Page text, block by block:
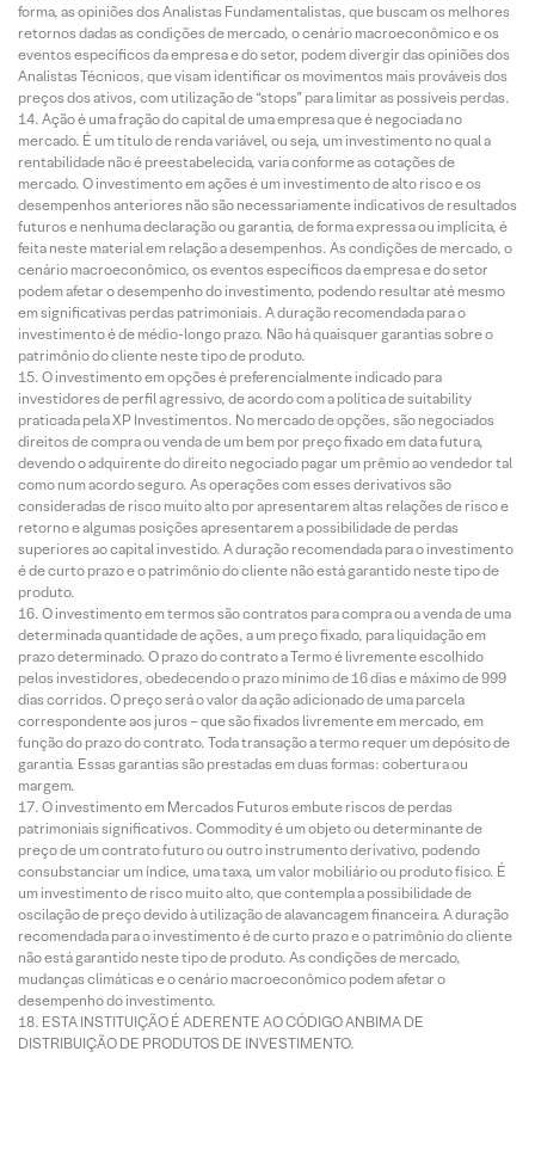
forma, as opiniões dos Analistas Fundamentalistas, que buscam os melhores
retornos dadas as condições de mercado, o cenário macroeconômico e os
eventos específicos da empresa e do setor, podem divergir das opiniões dos
Analistas Técnicos, que visam identificar os movimentos mais prováveis dos
preços dos ativos, com utilização de “stops” para limitar as possíveis perdas.
Ação é uma fração do capital de uma empresa que é negociada no
mercado. É um título de renda variável, ou seja, um investimento no qual a
rentabilidade não é preestabelecida, varia conforme as cotações de
mercado. O investimento em ações é um investimento de alto risco e os
desempenhos anteriores não são necessariamente indicativos de resultados
futuros e nenhuma declaração ou garantia, de forma expressa ou implícita, é
feita neste material em relação a desempenhos. As condições de mercado, o
cenário macroeconômico, os eventos específicos da empresa e do setor
podem afetar o desempenho do investimento, podendo resultar até mesmo
em significativas perdas patrimoniais. A duração recomendada para o
investimento é de médio-longo prazo. Não há quaisquer garantias sobre o
patrimônio do cliente neste tipo de produto.
O investimento em opções é preferencialmente indicado para
investidores de perfil agressivo, de acordo com a política de suitability
praticada pela XP Investimentos. No mercado de opções, são negociados
direitos de compra ou venda de um bem por preço fixado em data futura,
devendo o adquirente do direito negociado pagar um prêmio ao vendedor tal
como num acordo seguro. As operações com esses derivativos são
consideradas de risco muito alto por apresentarem altas relações de risco e
retorno e algumas posições apresentarem a possibilidade de perdas
superiores ao capital investido. A duração recomendada para o investimento
é de curto prazo e o patrimônio do cliente não está garantido neste tipo de
produto.
O investimento em termos são contratos para compra ou a venda de uma
determinada quantidade de ações, a um preço fixado, para liquidação em
prazo determinado. O prazo do contrato a Termo é livremente escolhido
pelos investidores, obedecendo o prazo mínimo de 16 dias e máximo de 999
dias corridos. O preço será o valor da ação adicionado de uma parcela
correspondente aos juros – que são fixados livremente em mercado, em
função do prazo do contrato. Toda transação a termo requer um depósito de
garantia. Essas garantias são prestadas em duas formas: cobertura ou
margem.
O investimento em Mercados Futuros embute riscos de perdas
patrimoniais significativos. Commodity é um objeto ou determinante de
preço de um contrato futuro ou outro instrumento derivativo, podendo
consubstanciar um índice, uma taxa, um valor mobiliário ou produto físico. É
um investimento de risco muito alto, que contempla a possibilidade de
oscilação de preço devido à utilização de alavancagem financeira. A duração
recomendada para o investimento é de curto prazo e o patrimônio do cliente
não está garantido neste tipo de produto. As condições de mercado,
mudanças climáticas e o cenário macroeconômico podem afetar o
desempenho do investimento.
ESTA INSTITUIÇÃO É ADERENTE AO CÓDIGO ANBIMA DE
DISTRIBUIÇÃO DE PRODUTOS DE INVESTIMENTO.